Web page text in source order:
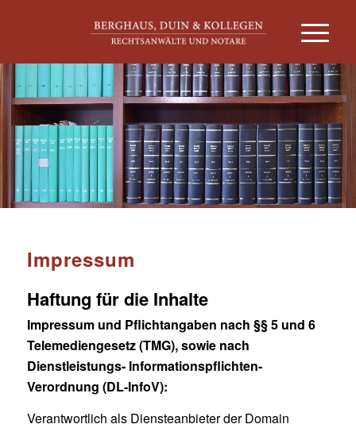
Impressum
Haftung für die Inhalte
Impressum und Pflichtangaben nach §§ 5 und 6
Telemediengesetz (TMG), sowie nach
Dienstleistungs- Informationspflichten-
Verordnung (DL-InfoV):
Verantwortlich als Diensteanbieter der Domain